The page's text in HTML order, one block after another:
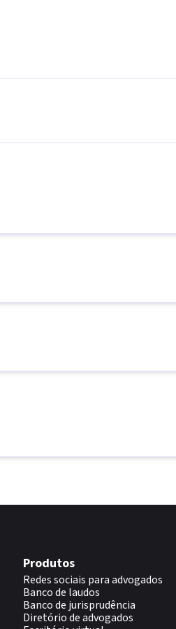
Produtos
Redes sociais para advogados
Banco de laudos
Banco de jurisprudência
Diretório de advogados